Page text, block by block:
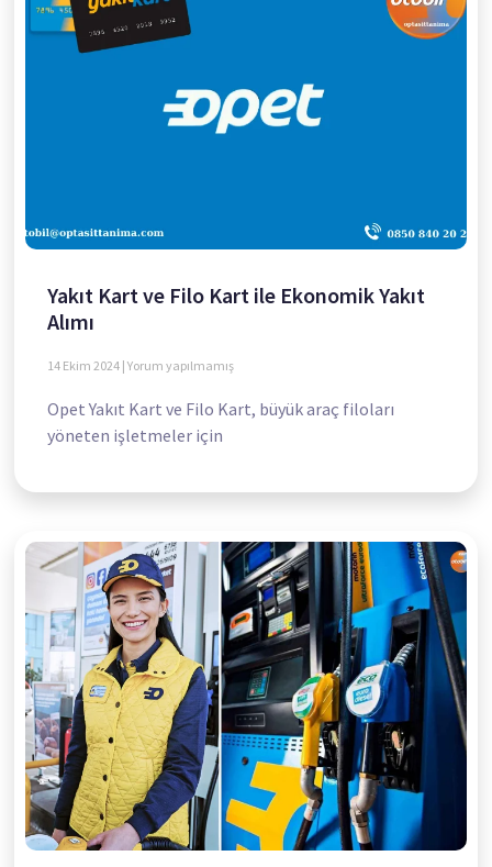
Yakıt Kart ve Filo Kart ile Ekonomik Yakıt
Alımı
14 Ekim 2024 Yorum yapılmamış
Opet Yakıt Kart ve Filo Kart, büyük araç filoları
yöneten işletmeler için